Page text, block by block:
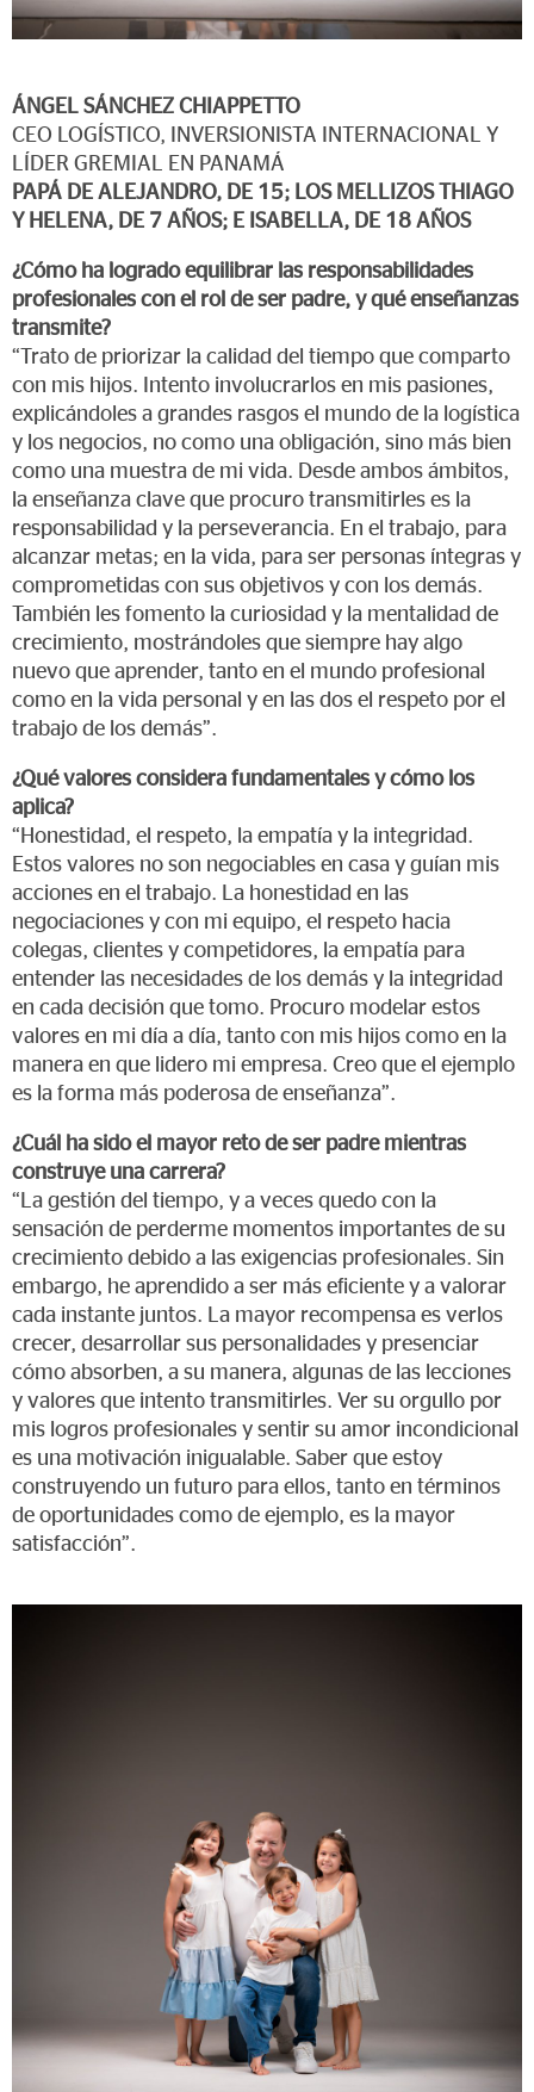
ÁNGEL SÁNCHEZ CHIAPPETTO
CEO LOGÍSTICO, INVERSIONISTA INTERNACIONAL Y
LÍDER GREMIAL EN PANAMÁ
PAPÁ DE ALEJANDRO, DE 15; LOS MELLIZOS THIAGO
Y HELENA, DE 7 AÑOS; E ISABELLA, DE 18 AÑOS
¿Cómo ha logrado equilibrar las responsabilidades
profesionales con el rol de ser padre, y qué enseñanzas
transmite?
“Trato de priorizar la calidad del tiempo que comparto
con mis hijos. Intento involucrarlos en mis pasiones,
explicándoles a grandes rasgos el mundo de la logística
y los negocios, no como una obligación, sino más bien
como una muestra de mi vida. Desde ambos ámbitos,
la enseñanza clave que procuro transmitirles es la
responsabilidad y la perseverancia. En el trabajo, para
alcanzar metas; en la vida, para ser personas íntegras y
comprometidas con sus objetivos y con los demás.
También les fomento la curiosidad y la mentalidad de
crecimiento, mostrándoles que siempre hay algo
nuevo que aprender, tanto en el mundo profesional
como en la vida personal y en las dos el respeto por el
trabajo de los demás”.
¿Qué valores considera fundamentales y cómo los
aplica?
“Honestidad, el respeto, la empatía y la integridad.
Estos valores no son negociables en casa y guían mis
acciones en el trabajo. La honestidad en las
negociaciones y con mi equipo, el respeto hacia
colegas, clientes y competidores, la empatía para
entender las necesidades de los demás y la integridad
en cada decisión que tomo. Procuro modelar estos
valores en mi día a día, tanto con mis hijos como en la
manera en que lidero mi empresa. Creo que el ejemplo
es la forma más poderosa de enseñanza”.
¿Cuál ha sido el mayor reto de ser padre mientras
construye una carrera?
“La gestión del tiempo, y a veces quedo con la
sensación de perderme momentos importantes de su
crecimiento debido a las exigencias profesionales. Sin
embargo, he aprendido a ser más eficiente y a valorar
cada instante juntos. La mayor recompensa es verlos
crecer, desarrollar sus personalidades y presenciar
cómo absorben, a su manera, algunas de las lecciones
y valores que intento transmitirles. Ver su orgullo por
mis logros profesionales y sentir su amor incondicional
es una motivación inigualable. Saber que estoy
construyendo un futuro para ellos, tanto en términos
de oportunidades como de ejemplo, es la mayor
satisfacción”.